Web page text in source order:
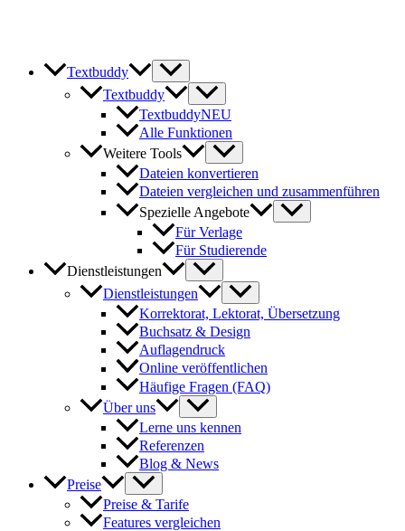
Textbuddy
Textbuddy
TextbuddyNEU
Alle Funktionen
Weitere Tools
Dateien konvertieren
Dateien vergleichen und zusammenführen
Spezielle Angebote
Für Verlage
Für Studierende
Dienstleistungen
Dienstleistungen
Korrektorat, Lektorat, Übersetzung
Buchsatz & Design
Auflagendruck
Online veröffentlichen
Häufige Fragen (FAQ)
Über uns
Lerne uns kennen
Referenzen
Blog & News
Preise
Preise & Tarife
Features vergleichen